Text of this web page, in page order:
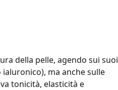
della pelle, agendo sui suoi
ma anche sulle
tonicità, elasticità e